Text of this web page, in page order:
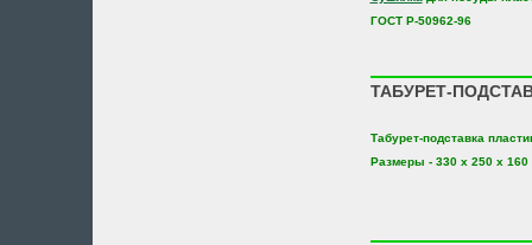
ГОСТ Р-50962-96
ТАБУРЕТ-
Табурет-подставка
Размеры - 330 х 250 х 160